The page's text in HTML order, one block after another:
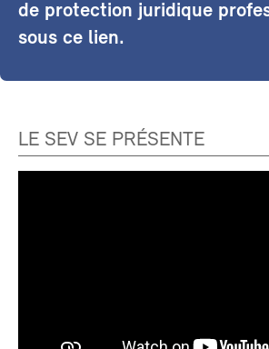
de protection juridique
sous ce lien.
LE SEV SE PRÉSENTE